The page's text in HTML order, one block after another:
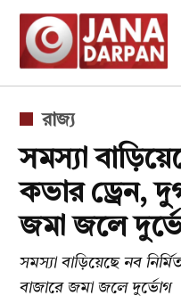
Skip
content
POSTED
রাজ্য
সমস্যা
কভার ড্রেন,
জমা জলে
সমস্যা বাড়িয়েছে নব
বাজারে জমা জলে দুর্ভোগ